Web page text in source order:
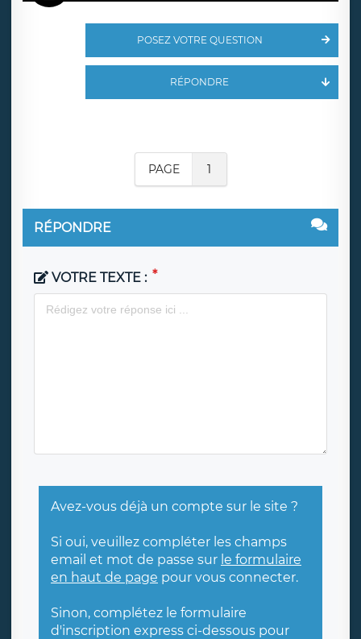
POSEZ VOTRE QUESTION
RÉPONDRE
PAGE 1
RÉPONDRE
VOTRE TEXTE :
Avez-vous déjà un compte sur le site ?
Si oui, veuillez compléter les champs
email et mot de passe sur le formulaire
en haut de page pour vous connecter.
Sinon, complétez le formulaire
d'inscription express ci-dessous pour